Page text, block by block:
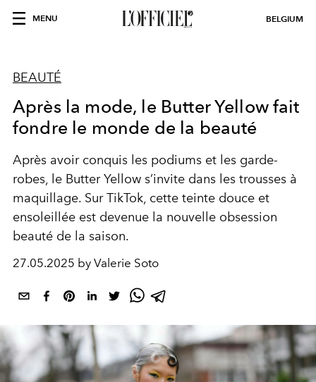
MENU BELGIUM
BEAUTÉ
Après la mode, le Butter Yellow fait
fondre le monde de la beauté
Après avoir conquis les podiums et les garde-
robes, le Butter Yellow s’invite dans les trousses à
maquillage. Sur TikTok, cette teinte douce et
ensoleillée est devenue la nouvelle obsession
beauté de la saison.
27.05.2025 by Valerie Soto